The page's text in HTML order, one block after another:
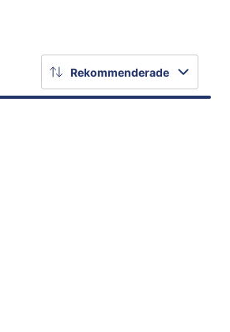
Rekommenderade